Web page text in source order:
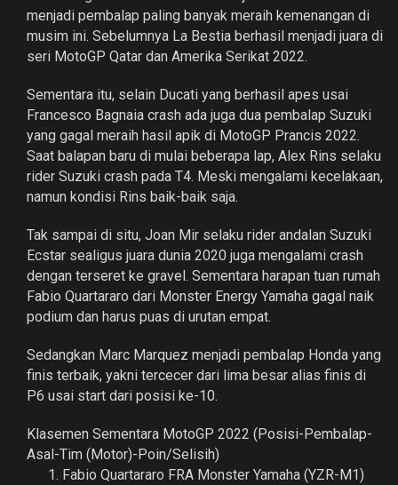
menjadi pembalap paling banyak meraih kemenangan di
musim ini. Sebelumnya La Bestia berhasil menjadi juara di
seri MotoGP Qatar dan Amerika Serikat 2022.
Sementara itu, selain Ducati yang berhasil apes usai
Francesco Bagnaia crash ada juga dua pembalap Suzuki
yang gagal meraih hasil apik di MotoGP Prancis 2022.
Saat balapan baru di mulai beberapa lap, Alex Rins selaku
rider Suzuki crash pada T4. Meski mengalami kecelakaan,
namun kondisi Rins baik-baik saja.
Tak sampai di situ, Joan Mir selaku rider andalan Suzuki
Ecstar sealigus juara dunia 2020 juga mengalami crash
dengan terseret ke gravel. Sementara harapan tuan rumah
Fabio Quartararo dari Monster Energy Yamaha gagal naik
podium dan harus puas di urutan empat.
Sedangkan Marc Marquez menjadi pembalap Honda yang
finis terbaik, yakni tercecer dari lima besar alias finis di
P6 usai start dari posisi ke-10.
Klasemen Sementara MotoGP 2022 (Posisi-Pembalap-
Asal-Tim (Motor)-Poin/Selisih)
Fabio Quartararo FRA Monster Yamaha (YZR-M1)